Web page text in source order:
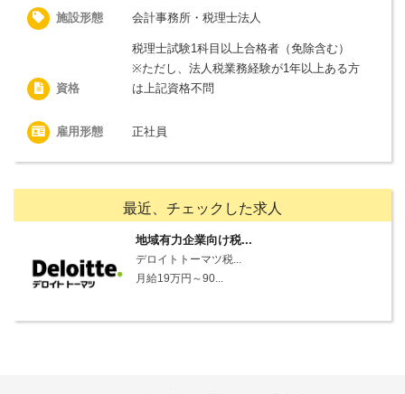
施設形態 会計事務所・税理士法人
資格
税理士試験1科目以上合格者（免除含む）
※ただし、法人税業務経験が1年以上ある方
は上記資格不問
雇用形態 正社員
最近、チェックした求人
地域有力企業向け税...
デロイトトーマツ税...
月給19万円～90...